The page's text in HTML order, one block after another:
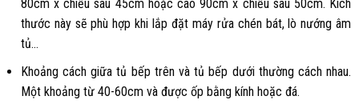
80cm x chiều sâu 45cm hoặc cao 90cm x chiều sâu 50cm. Kích
thước này sẽ phù hợp khi lắp đặt máy rửa chén bát, lò nướng âm
tủ…
Khoảng cách giữa tủ bếp trên và tủ bếp dưới thường cách nhau.
Một khoảng từ 40-60cm và được ốp bằng kính hoặc đá.